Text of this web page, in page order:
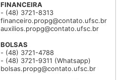
FINANCEIRA
- (48) 3721-8313
financeiro.propg@contato.ufsc.br
auxilios.propg@contato.ufsc.br
BOLSAS
- (48) 3721-4788
- (48) 3721-9311 (Whatsapp)
bolsas.propg@contato.ufsc.br